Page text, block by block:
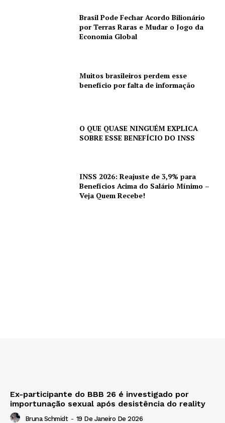
Brasil Pode Fechar Acordo Bilionário
por Terras Raras e Mudar o Jogo da
Economia Global
Muitos brasileiros perdem esse
benefício por falta de informação
O QUE QUASE NINGUÉM EXPLICA
SOBRE ESSE BENEFÍCIO DO INSS
INSS 2026: Reajuste de 3,9% para
Benefícios Acima do Salário Mínimo –
Veja Quem Recebe!
Ex-participante do BBB 26 é investigado por
importunação sexual após desistência do reality
Bruna Schmidt - 19 De Janeiro De 2026